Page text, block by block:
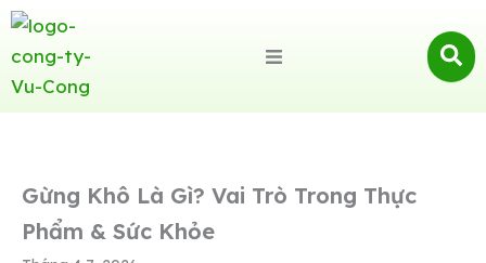
Gừng Khô Là Gì? Vai Trò Trong Thực
Phẩm & Sức Khỏe